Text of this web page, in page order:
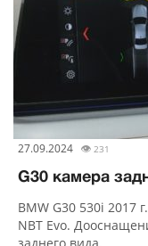
27.09.2024 👁 231
G30 камера
BMW G30 530i 2017
NBT Evo.